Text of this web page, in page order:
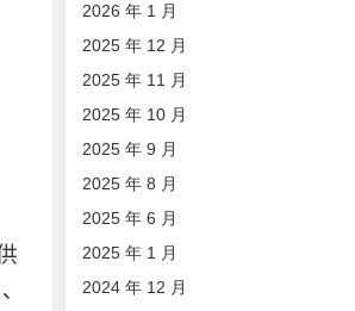
2026 年 1 月
2025 年 12 月
2025 年 11 月
2025 年 10 月
2025 年 9 月
2025 年 8 月
2025 年 6 月
2025 年 1 月
2024 年 12 月